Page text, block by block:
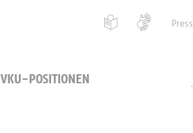
VKU-POSITIONEN